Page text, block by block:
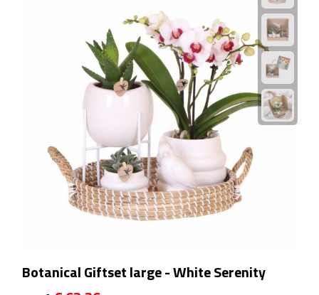
USB autoladers
Veiligheidshamers
Veiligheidssets
Zonneschermen
Fiets Accessoires
Fiets telefoonhouders
Botanical Giftset large - White Serenity